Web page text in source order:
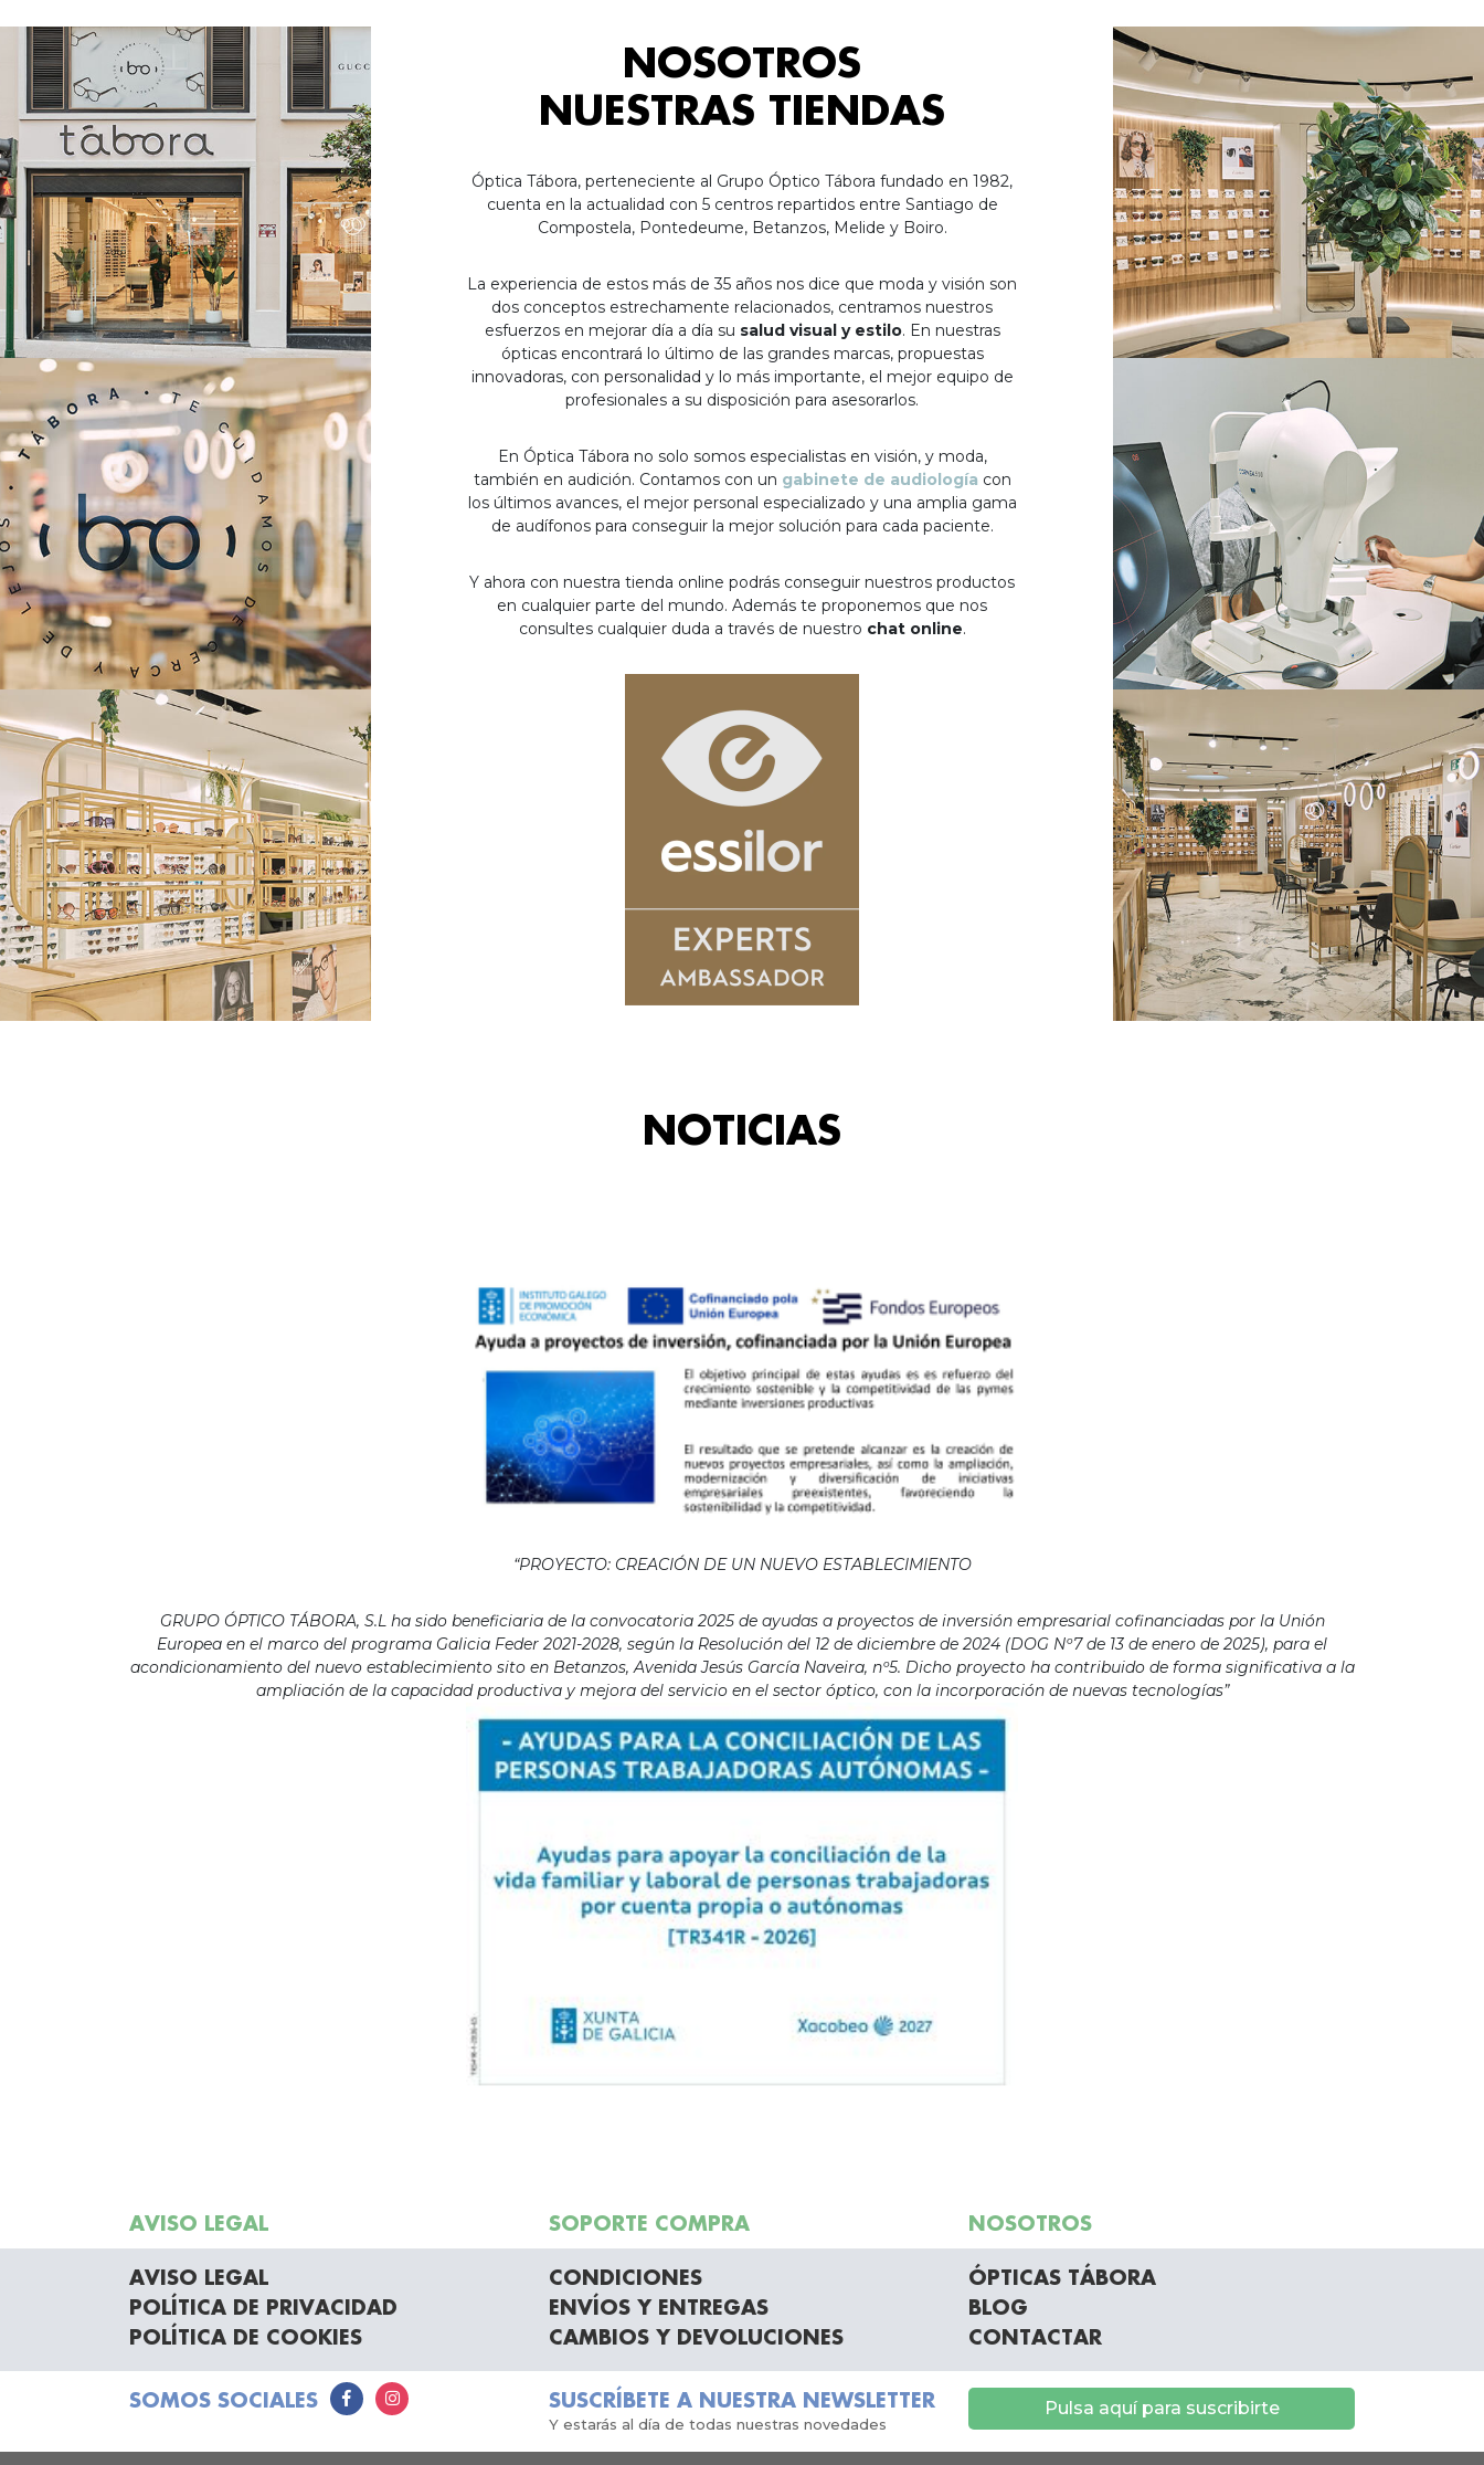
NOSOTROS
NUESTRAS TIENDAS
Óptica Tábora, perteneciente al Grupo Óptico Tábora fundado en 1982,
cuenta en la actualidad con 5 centros repartidos entre Santiago de
Compostela, Pontedeume, Betanzos, Melide y Boiro.
La experiencia de estos más de 35 años nos dice que moda y visión son
dos conceptos estrechamente relacionados, centramos nuestros
esfuerzos en mejorar día a día su salud visual y estilo. En nuestras
ópticas encontrará lo último de las grandes marcas, propuestas
innovadoras, con personalidad y lo más importante, el mejor equipo de
profesionales a su disposición para asesorarlos.
En Óptica Tábora no solo somos especialistas en visión, y moda,
también en audición. Contamos con un gabinete de audiología con
los últimos avances, el mejor personal especializado y una amplia gama
de audífonos para conseguir la mejor solución para cada paciente.
Y ahora con nuestra tienda online podrás conseguir nuestros productos
en cualquier parte del mundo. Además te proponemos que nos
consultes cualquier duda a través de nuestro chat online.
NOTICIAS
“PROYECTO: CREACIÓN DE UN NUEVO ESTABLECIMIENTO
GRUPO ÓPTICO TÁBORA, S.L ha sido beneficiaria de la convocatoria 2025 de ayudas a proyectos de inversión empresarial cofinanciadas por la Unión
Europea en el marco del programa Galicia Feder 2021-2028, según la Resolución del 12 de diciembre de 2024 (DOG Nº7 de 13 de enero de 2025), para el
acondicionamiento del nuevo establecimiento sito en Betanzos, Avenida Jesús García Naveira, nº5. Dicho proyecto ha contribuido de forma significativa a la
ampliación de la capacidad productiva y mejora del servicio en el sector óptico, con la incorporación de nuevas tecnologías”
AVISO LEGAL SOPORTE COMPRA NOSOTROS
AVISO LEGAL
POLÍTICA DE PRIVACIDAD
POLÍTICA DE COOKIES
CONDICIONES
ENVÍOS Y ENTREGAS
CAMBIOS Y DEVOLUCIONES
ÓPTICAS TÁBORA
BLOG
CONTACTAR
SOMOS SOCIALES SUSCRÍBETE A NUESTRA NEWSLETTER
Y estarás al día de todas nuestras novedades
Pulsa aquí para suscribirte